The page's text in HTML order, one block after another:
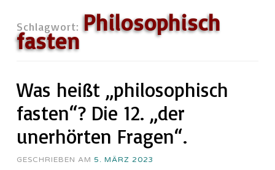
Schlagwort: Philosophisch
fasten
Was heißt „philosophisch
fasten“? Die 12. „der
unerhörten Fragen“.
GESCHRIEBEN AM 5. MÄRZ 2023